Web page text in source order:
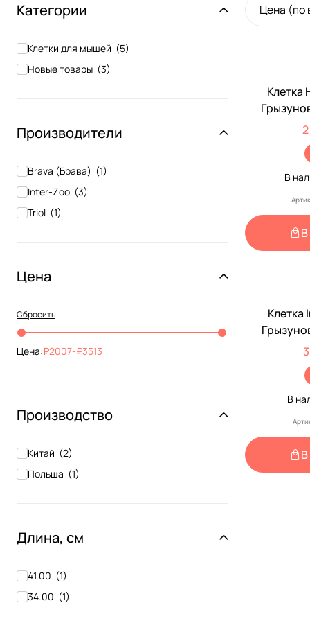
Категории
Клетки для мышей (5)
Новые товары (3)
Производители
Brava (Брава) (1)
Inter-Zoo (3)
Triol (1)
Цена
Сбросить
Цена: 2007- 3513
Производство
Китай (2)
Польша (1)
Длина, см
41.00 (1)
34.00 (1)
Цена (по
Клетка
В
Клетка
1+Туба
В